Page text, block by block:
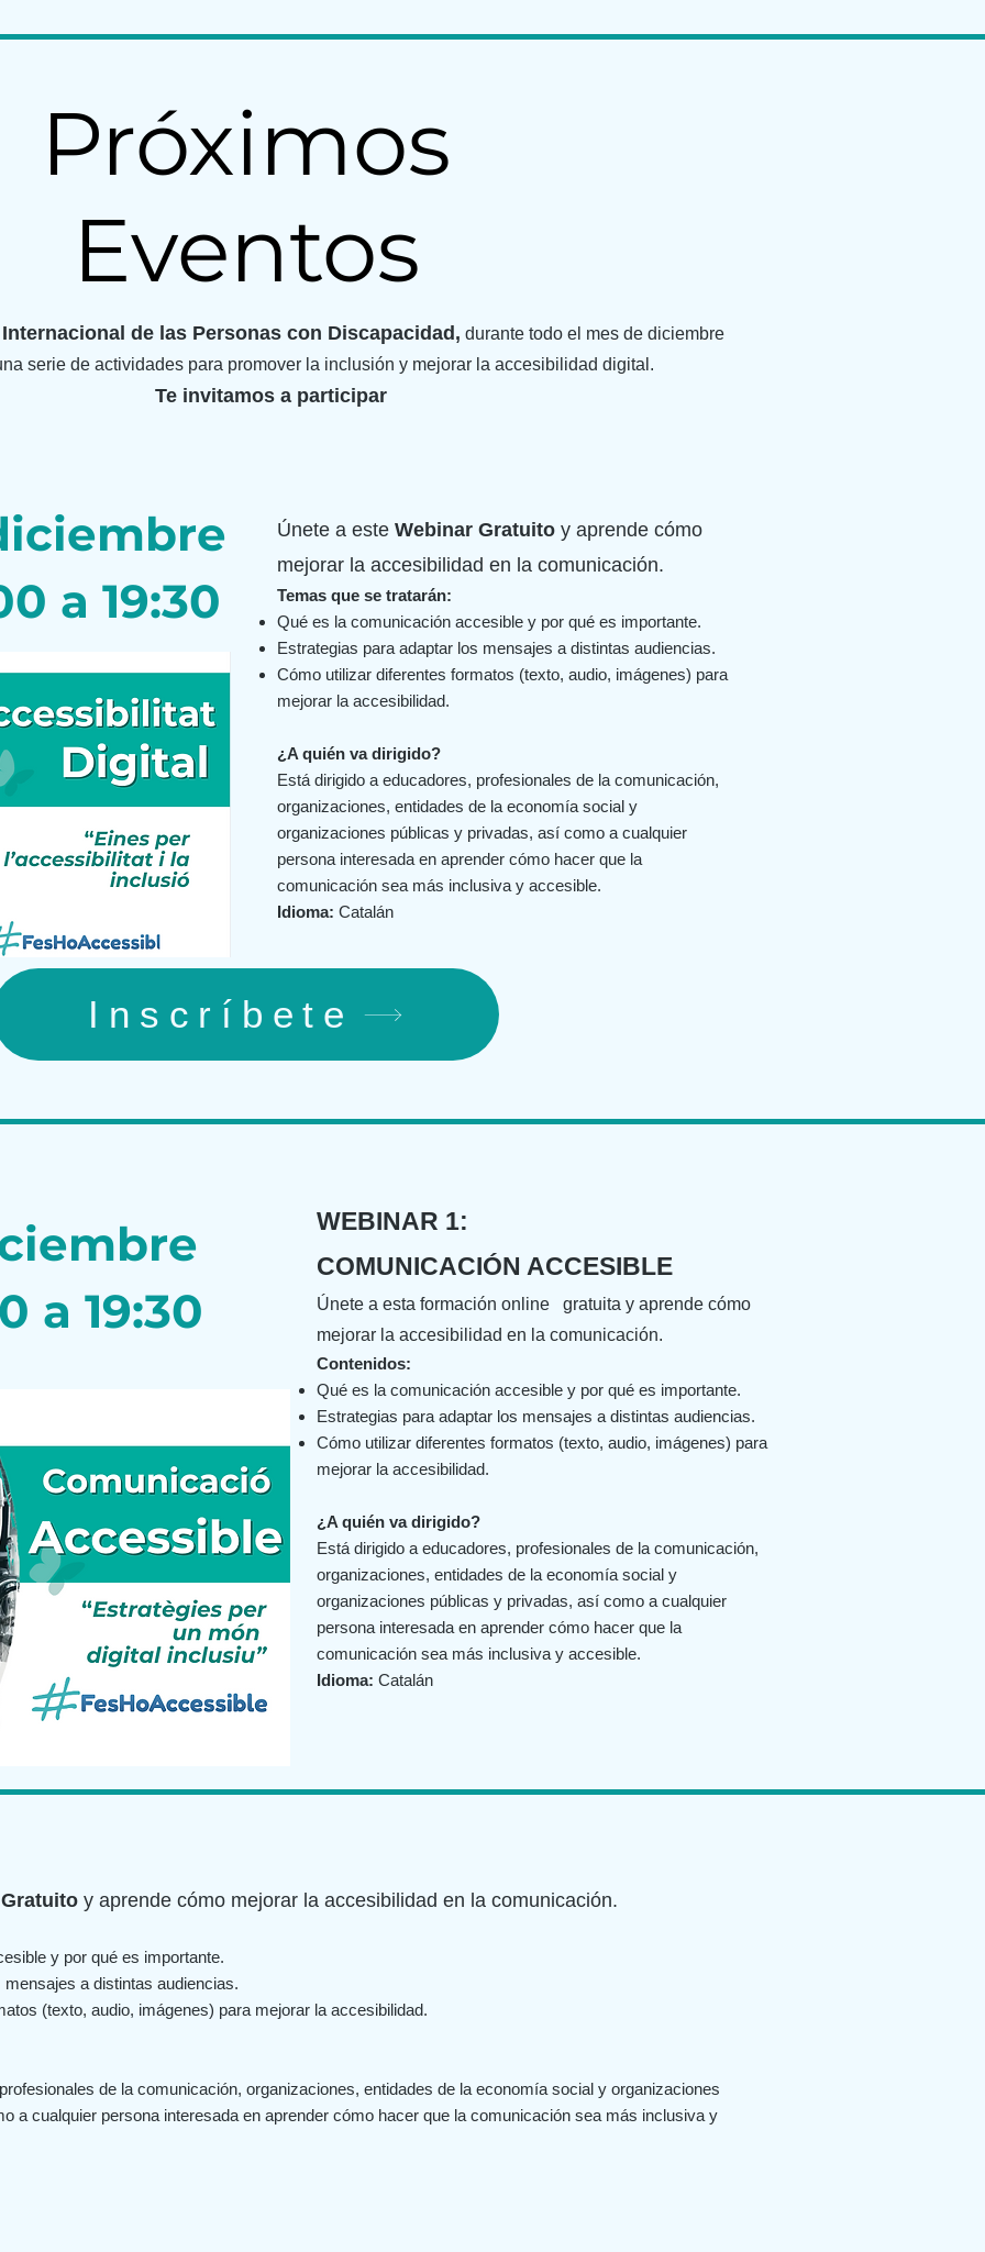
Próximos
Eventos
de las Personas con Discapacidad, durante todo el mes de diciembre
serie de actividades para promover la inclusión y mejorar la accesibilidad digital.
Te invitamos a participar
a 19:30
Únete a este Webinar Gratuito y aprende cómo
mejorar la accesibilidad en la comunicación.
Temas que se tratarán:
Qué es la comunicación accesible y por qué es importante.
Estrategias para adaptar los mensajes a distintas audiencias.
Cómo utilizar diferentes formatos (texto, audio, imágenes) para
mejorar la accesibilidad.
¿A quién va dirigido?
Está dirigido a educadores, profesionales de la comunicación,
organizaciones, entidades de la economía social y
organizaciones públicas y privadas, así como a cualquier
persona interesada en aprender cómo hacer que la
comunicación sea más inclusiva y accesible.
Idioma: Catalán
Inscríbete
a 19:30
WEBINAR 1:
COMUNICACIÓN ACCESIBLE
Únete a esta formación online gratuita y aprende cómo
mejorar la accesibilidad en la comunicación.
Contenidos:
Qué es la comunicación accesible y por qué es importante.
Estrategias para adaptar los mensajes a distintas audiencias.
Cómo utilizar diferentes formatos (texto, audio, imágenes) para
mejorar la accesibilidad.
¿A quién va dirigido?
Está dirigido a educadores, profesionales de la comunicación,
organizaciones, entidades de la economía social y
organizaciones públicas y privadas, así como a cualquier
persona interesada en aprender cómo hacer que la
comunicación sea más inclusiva y accesible.
Idioma: Catalán
y aprende cómo mejorar la accesibilidad en la comunicación.
y por qué es importante.
a distintas audiencias.
(texto, audio, imágenes) para mejorar la accesibilidad.
de la comunicación, organizaciones, entidades de la economía social y organizaciones
a cualquier persona interesada en aprender cómo hacer que la comunicación sea más inclusiva y